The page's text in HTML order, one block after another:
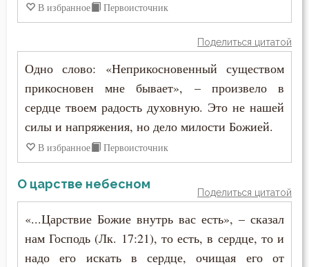
Церковь
Честь
Чистота
Ярость
В избранное Первоисточник
Поделиться цитатой
Одно слово: «Неприкосновенный существом
прикосновен мне бывает», – произвело в
сердце твоем радость духовную. Это не нашей
силы и напряжения, но дело милости Божией.
В избранное Первоисточник
О царстве небесном
Поделиться цитатой
«...Царствие Божие внутрь вас есть», – сказал
нам Господь (Лк. 17:21), то есть, в сердце, то и
надо его искать в сердце, очищая его от